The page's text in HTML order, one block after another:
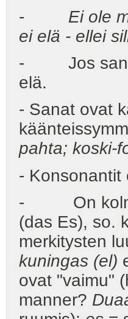
- Ei ole
ei elä - ellei
- Jos
elä.
- Sanat ovat
pahta; koski-
- Konsonantit
- On kolme
(das Es), so.
merkitysten
kuningas (el)
ovat "vaimu"
manner?